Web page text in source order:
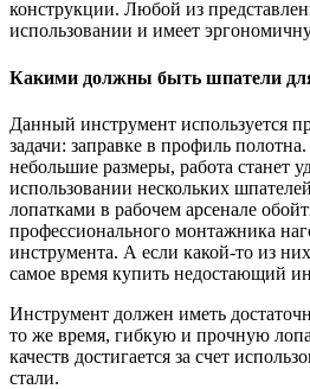
конструкции. Любой из
использовании и имеет
Какими должны быть шпатели
Данный инструмент используется
задачи: заправке в профиль
небольшие размеры, работа станет
использовании нескольких
лопатками в рабочем арсенале
профессионального монтажника
инструмента. А если какой-то из
самое время купить недостающий
Инструмент должен иметь
то же время, гибкую и прочную
качеств достигается за счет
стали.